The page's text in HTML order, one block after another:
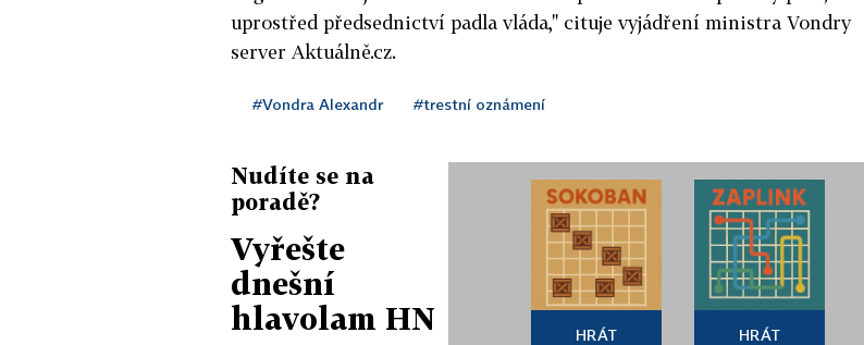
uprostřed předsednictví padla vláda," cituje vyjádření ministra Vondry
server Aktuálně.cz.
#Vondra Alexandr #trestní oznámení
Nudíte se na
poradě?
Vyřešte
dnešní
hlavolam HN
HRÁT HRÁT